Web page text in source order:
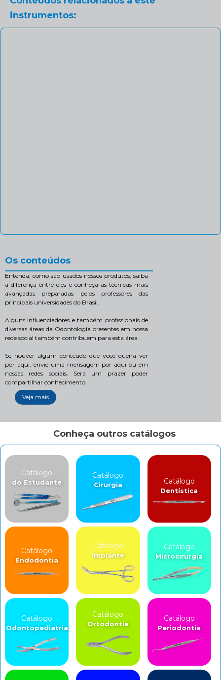
instrumentos:
Os conteúdos
Entenda, como são usados nossos produtos, saiba
a diferença entre eles e conheça as técnicas mais
avançadas preparadas pelos professores das
principais universidades do Brasil.
Alguns influenciadores e também profissionais de
diversas áreas da Odontologia presentes em nossa
rede social também contribuem para esta área.
Se houver algum conteúdo que você queira ver
por aqui, envie uma mensagem por aqui ou em
nossas redes sociais. Será um prazer poder
compartilhar conhecimento.
Veja mais
Conheça outros catálogos
Catálogo
do Estudante
Catálogo
Cirurgia Catálogo
Dentística
Catálogo
Endodontia
Catálogo
Implante
Catálogo
Microcirurgia
Catálogo
Odontopediatria
Catálogo
Ortodontia
Catálogo
Periodontia